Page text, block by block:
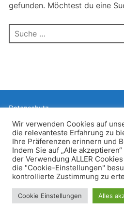
gefunden. Möchtest du eine
Suchen
nach:
Datenschutz
Inspiro WordPress
Wir verwenden Cookies auf
die relevanteste Erfahrung zu
Ihre Präferenzen erinnern und
Indem Sie auf „Alle
der Verwendung ALLER
die "Cookie-Einstellungen"
kontrollierte Zustimmung zu
Cookie Einstellungen Alles